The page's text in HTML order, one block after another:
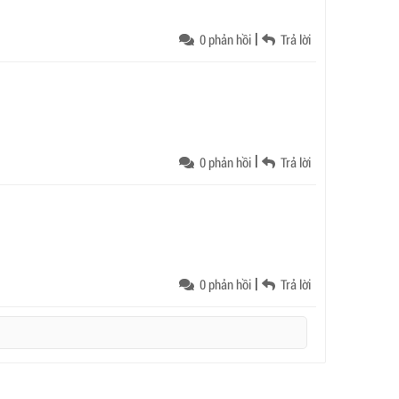
0 phản hồi | Trả lời
0 phản hồi | Trả lời
0 phản hồi | Trả lời